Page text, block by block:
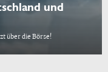
und
über die Börse!